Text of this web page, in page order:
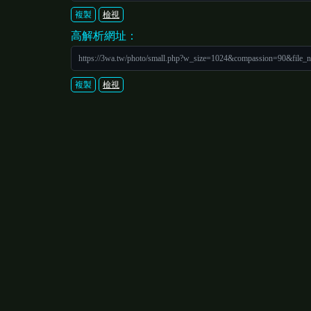
複製 檢視
高解析網址：
https://3wa.tw/photo/
複製 檢視